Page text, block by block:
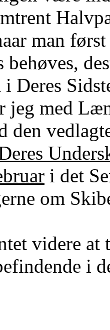
man
behøves,
i Deres
jeg med
den
i det
om
videre
i